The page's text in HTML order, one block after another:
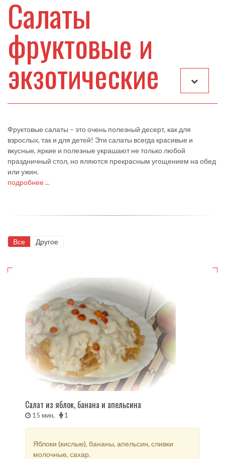
Салаты
фруктовые и
экзотические
Фруктовые салаты – это очень полезный десерт, как для
взрослых, так и для детей! Эти салаты всегда красивые и
вкусные, яркие и полезные украшают не только любой
праздничный стол, но яляются прекрасным угощением на обед
или ужин.
подробнее ...
Все Другое
Салат из яблок, банана и апельсина
15 мин, 1
Яблоки (кислые), бананы, апельсин, сливки
молочные, сахар.